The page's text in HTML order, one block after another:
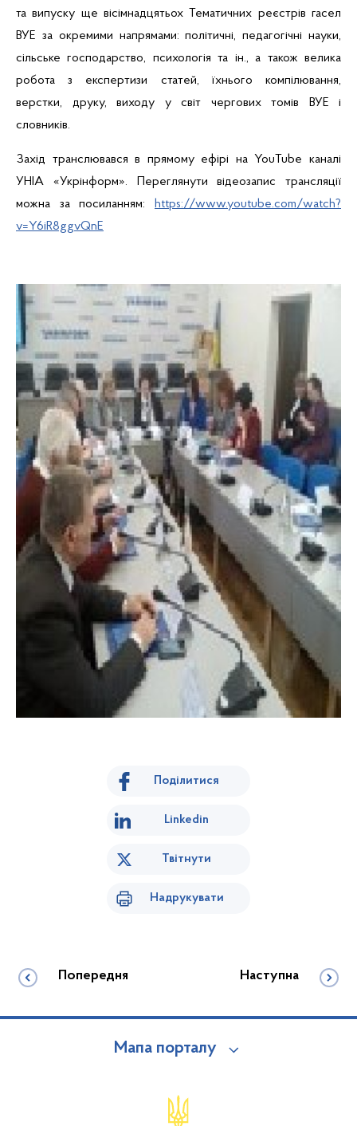
та випуску ще вісімнадцятьох Тематичних реєстрів гасел
ВУЕ за окремими напрямами: політичні, педагогічні науки,
сільське господарство, психологія та ін., а також велика
робота з експертизи статей, їхнього компілювання,
верстки, друку, виходу у світ чергових томів ВУЕ і
словників.
Захід транслювався в прямому ефірі на YouTube
каналі
УНІА «Укрінформ». Переглянути відеозапис трансляції
можна за посиланням:
https://www.youtube.com/watch?
v=Y6iR8ggvQnE
Поділитися
Linkedin
Твітнути
Надрукувати
Попередня Наступна
Мапа порталу